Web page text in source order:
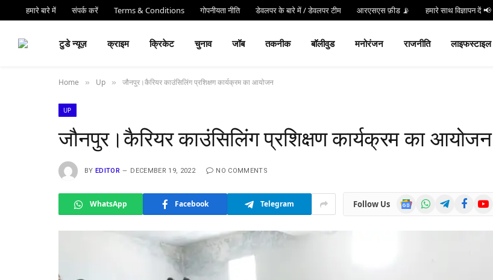
हमारे बारे में संपर्क करें Terms & Conditions गोपनीयता नीति डेवलपर के बारे में / डेवलपर टीम आरएसएस फ़ीड 📡 हमारे साथ विज्ञापन दें 📢
टुडे न्यूज़ क्राइम क्रिकेट चुनाव जॉब तकनीक बॉलीवुड मनोरंजन राजनीति लाइफस्टाइल
Home » Up » जौनपुर।कैरियर काउंसिलिंग प्रशिक्षण कार्यक्रम का आयोजन
UP
जौनपुर।कैरियर काउंसिलिंग प्रशिक्षण कार्यक्रम का आयोजन
BY EDITOR DECEMBER 19, 2022 NO COMMENTS
WhatsApp Facebook Telegram Follow Us
Google
News
WhatsAppTelegramFacebook
⏰ देर न करेंHind 24 TV App डाउनलोड करें और पाएं Live